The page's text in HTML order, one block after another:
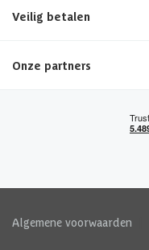
Veilig betalen
Onze partners
Algemene voorwaarden